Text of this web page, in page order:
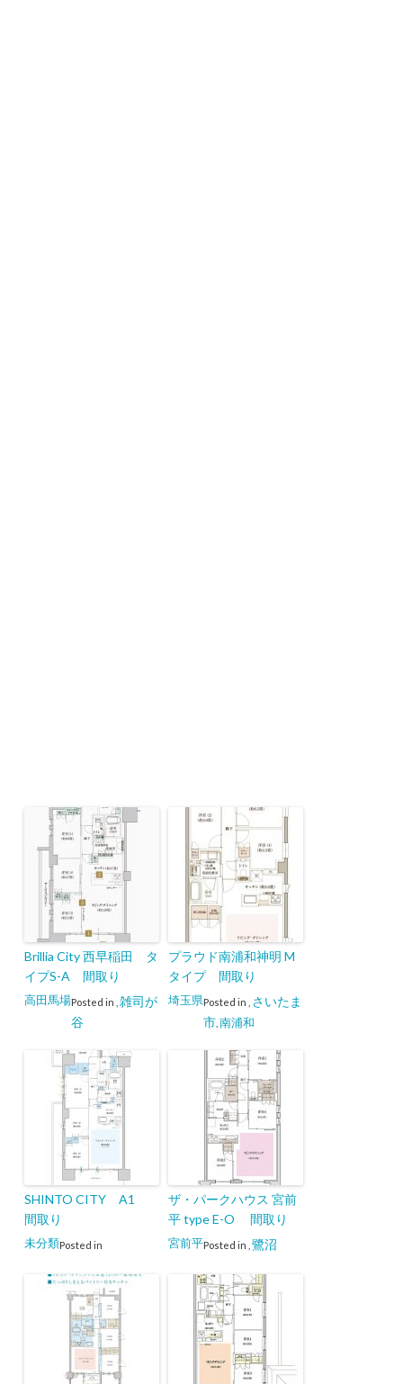
Brillia City 西早稲田 タ
イプS-A 間取り
Posted in
高田馬場
雑司が
谷
プラウド南浦和神明 M
タイプ 間取り
Posted in
埼玉県
さいたま
市, 南浦和
SHINTO CITY A1
間取り
Posted in
未分類
ザ・パークハウス 宮前
平 type E-O 間取り
Posted in
宮前平 鷺沼